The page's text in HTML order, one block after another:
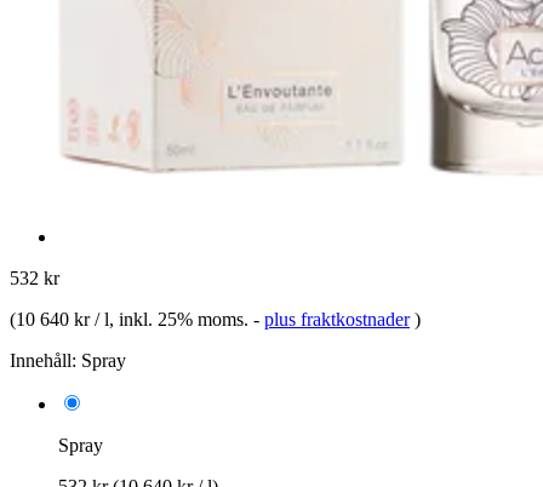
532 kr
(10 640 kr / l, inkl. 25% moms. - plus fraktkostnader )
Innehåll: Spray
Spray